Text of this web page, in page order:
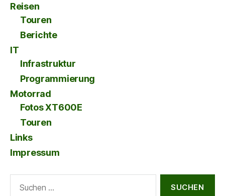
Reisen
Touren
Berichte
IT
Infrastruktur
Programmierung
Motorrad
Fotos XT600E
Touren
Links
Impressum
nach: